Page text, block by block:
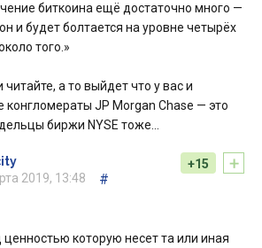
биткоина ещё достаточно много —
и будет болтается на уровне четырёх
того.»
читайте, а то выйдет что у вас и
конгломераты JP Morgan Chase — это
биржи NYSE тоже…
+
+15
2019, 13:48
#
которую несет та или иная